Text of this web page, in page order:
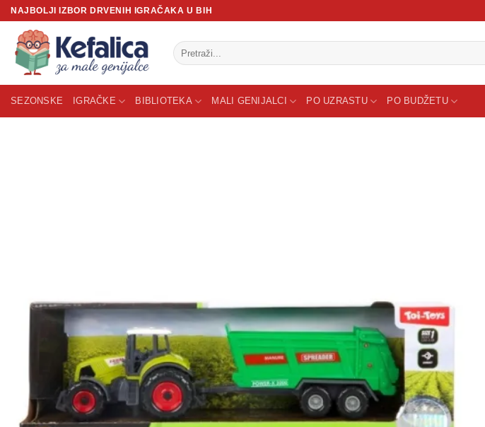
Skip
content
NAJBOLJI IZBOR DRVENIH IGRAČAKA U BIH
Pretraži:
SEZONSKE IGRAČKE BIBLIOTEKA MALI GENIJALCI PO UZRASTU PO BUDŽETU